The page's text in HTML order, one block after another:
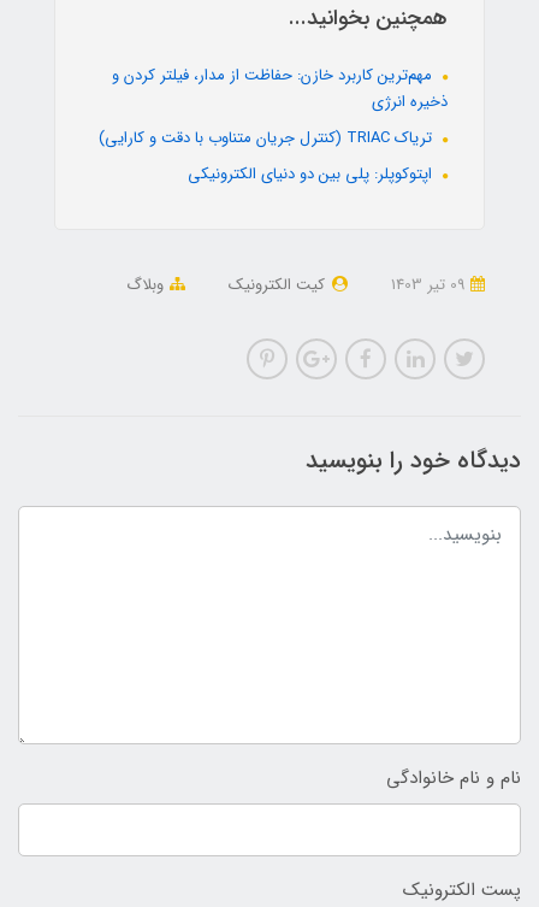
همچنین بخوانید...
مهم‌ترین کاربرد خازن: حفاظت از مدار، فیلتر کردن و
ذخیره انرژی
تریاک TRIAC (کنترل جریان متناوب با دقت و کارایی)
اپتوکوپلر: پلی بین دو دنیای الکترونیکی
کیت الکترونیک وبلاگ
دیدگاه خود را بنویسید
نام و نام خانوادگی
پست الکترونیک